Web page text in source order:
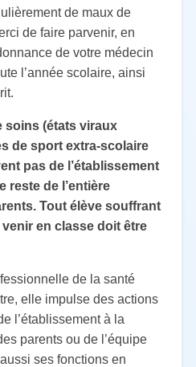
de maux de
de faire parvenir, en
de votre médecin
l’année scolaire, ainsi
.
soins (états viraux
de sport extra-scolaire
pas de l’établissement
reste de l’entière
Tout élève souffrant
venir en classe doit être
de la santé
elle impulse des actions
l’établissement à la
parents ou de l’équipe
ses fonctions en